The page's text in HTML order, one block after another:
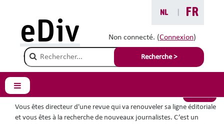
NL
FR
Non connecté. (Connexion)
Champ de recherche
Recherche >
eDiv
Panneau latéral
Vous êtes ici :
Equipe masculine
Vous êtes directeur d'une revue qui va renouveler sa ligne éditoriale
et vous êtes à la recherche de nouveaux journalistes. C’est un